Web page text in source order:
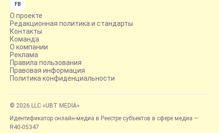
FB
О проекте
Редакционная политика и стандарты
Контакты
Команда
О компании
Реклама
Правила пользования
Правовая информация
Политика конфиденциальности
© 2026 LLC «UBT MEDIA»
Идентификатор онлайн-медиа в Реестре субъектов в сфере медиа —
R40-05347